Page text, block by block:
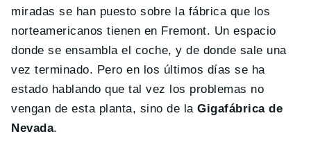
miradas se han puesto sobre la fábrica que los
norteamericanos tienen en Fremont. Un espacio
donde se ensambla el coche, y de donde sale una
vez terminado. Pero en los últimos días se ha
estado hablando que tal vez los problemas no
vengan de esta planta, sino de laGigafábrica de
Nevada.